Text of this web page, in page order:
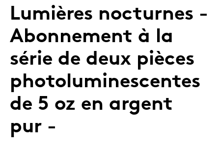
Lumières nocturnes -
Abonnement à la
série de deux pièces
photoluminescentes
de 5 oz en argent
pur -